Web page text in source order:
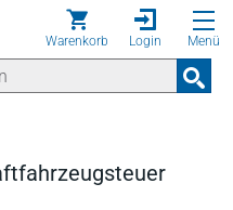
Warenkorb Login Menü